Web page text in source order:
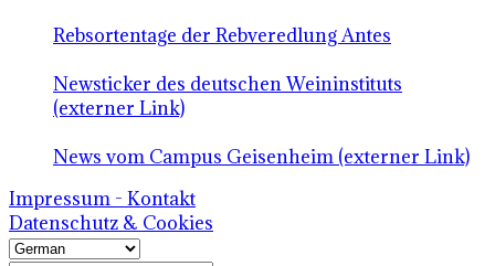
Rebsortentage der Rebveredlung Antes
Newsticker des deutschen Weininstituts
(externer Link)
News vom Campus Geisenheim (externer Link)
Impressum - Kontakt
Datenschutz & Cookies